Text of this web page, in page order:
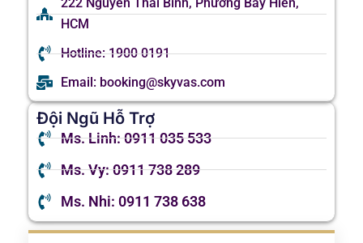
HCM
Hotline: 1900 0191
Email: booking@skyvas.com
Đội Ngũ Hỗ Trợ
Ms. Linh: 0911 035 533
Ms. Vy: 0911 738 289
Ms. Nhi: 0911 738 638